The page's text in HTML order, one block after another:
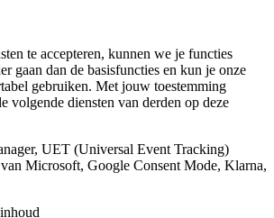
te accepteren, kunnen we je functies
gaan dan de basisfuncties en kun je onze
gebruiken. Met jouw toestemming
volgende diensten van derden op deze
UET (Universal Event Tracking)
Microsoft, Google Consent Mode, Klarna,